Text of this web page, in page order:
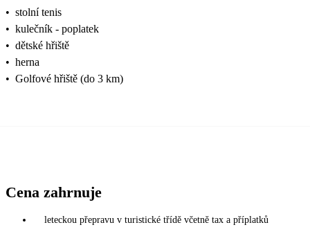
• stolní tenis
• kulečník - poplatek
• dětské hřiště
• herna
• Golfové hřiště (do 3 km)
Cena zahrnuje
leteckou přepravu v turistické třídě včetně tax a příplatků